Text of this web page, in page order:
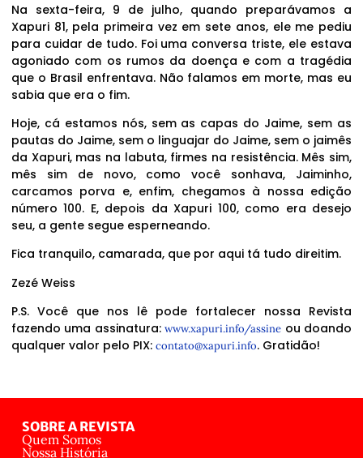
Na sexta-feira, 9 de julho, quando preparávamos a
Xapuri 81, pela primeira vez em sete anos, ele me pediu
para cuidar de tudo. Foi uma conversa triste, ele estava
agoniado com os rumos da doença e com a tragédia
que o Brasil enfrentava. Não falamos em morte, mas eu
sabia que era o fim.
Hoje, cá estamos nós, sem as capas do Jaime, sem as
pautas do Jaime, sem o linguajar do Jaime, sem o jaimês
da Xapuri, mas na labuta, firmes na resistência. Mês sim,
mês sim de novo, como você sonhava, Jaiminho,
carcamos porva e, enfim, chegamos à nossa edição
número 100. E, depois da Xapuri 100, como era desejo
seu, a gente segue esperneando.
Fica tranquilo, camarada, que por aqui tá tudo direitim.
Zezé Weiss
P.S. Você que nos lê pode fortalecer nossa Revista
fazendo uma assinatura:www.xapuri.info/assine ou doando
qualquer valor pelo PIX: contato@xapuri.info. Gratidão!
SOBRE A REVISTA
Quem Somos
Nossa História